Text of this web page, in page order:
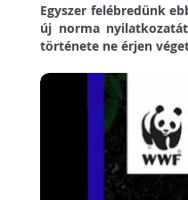
Egyszer felébredünk
új norma
története ne érjen